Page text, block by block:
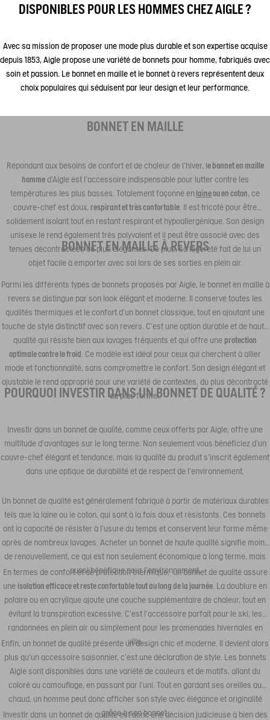
DISPONIBLES POUR LES HOMMES CHEZ AIGLE ?
Avec sa mission de proposer une mode plus durable et son expertise acquise
depuis 1853, Aigle propose une variété de bonnets pour homme, fabriqués avec
soin et passion. Le bonnet en maille et le bonnet à revers représentent deux
choix populaires qui séduisent par leur design et leur performance.
BONNET EN MAILLE
Répondant aux besoins de confort et de chaleur de l'hiver, l e bonnet en maille
hommed'Aigle est l'accessoire indispensable pour lutter contre les
températures les plus basses. Totalement façonné en laineou en coton, ce
couvre-chef est doux, respirant et très confortable . Il est tricoté pour être
solidement isolant tout en restant respirant et hypoallergénique. Son design
unisexe le rend également très polyvalent et il peut être associé avec des
tenues décontractées ou plus élégantes. De plus, sa légèreté fait de lui un
objet facile à emporter avec soi lors de ses sorties en plein air.
BONNET EN MAILLE À REVERS
Parmi les différents types de bonnets proposés par Aigle, le bonnet en maille à
revers se distingue par son look élégant et moderne. Il conserve toutes les
qualités thermiques et le confort d'un bonnet classique, tout en ajoutant une
touche de style distinctif avec son revers. C'est une option durable et de haute
qualité qui résiste bien aux lavages fréquents et qui offre une protection
optimale contre le froid . Ce modèle est idéal pour ceux qui cherchent à allier
mode et fonctionnalité, sans compromettre le confort. Son design élégant et
ajustable le rend approprié pour une variété de contextes, du plus décontracté
au plus formel.
POURQUOI INVESTIR DANS UN BONNET DE QUALITÉ ?
Investir dans un bonnet de qualité, comme ceux offerts par Aigle, offre une
multitude d'avantages sur le long terme. Non seulement vous bénéficiez d'un
couvre-chef élégant et tendance, mais la qualité du produit s'inscrit également
dans une optique de durabilité et de respect de l'environnement.
Un bonnet de qualité est généralement fabriqué à partir de matériaux durables
tels que la laine ou le coton, qui sont à la fois doux et résistants. Ces bonnets
ont la capacité de résister à l'usure du temps et conservent leur forme même
après de nombreux lavages. Acheter un bonnet de haute qualité signifie moins
de renouvellement, ce qui est non seulement économique à long terme, mais
aussi bénéfique pour l'environnement.
En termes de confort et de protection thermique, un bonnet de qualité assure
une isolation efficace et reste confortable tout au long de la journée . La doublure en
polaire ou en acrylique ajoute une couche supplémentaire de chaleur, tout en
évitant la transpiration excessive. C'est l'accessoire parfait pour le ski, les
randonnées en plein air ou simplement pour les promenades hivernales en
ville.
Enfin, un bonnet de qualité présente un design chic et moderne. Il devient alors
plus qu'un accessoire saisonnier, c'est une déclaration de style. Les bonnets
Aigle sont disponibles dans une variété de couleurs et de motifs, allant du
coloré au camouflage, en passant par l'uni. Tout en gardant ses oreilles au
chaud, un homme peut donc afficher son style avec élégance et originalité
grâce à son bonnet.
Investir dans un bonnet de qualité est donc une décision judicieuse à bien des